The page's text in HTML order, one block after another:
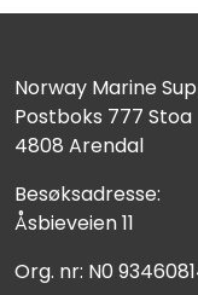
Norway Marine
Postboks 777 Stoa
4808 Arendal
Besøksadresse:
Åsbieveien 11
Org. nr: N0